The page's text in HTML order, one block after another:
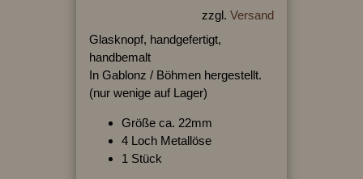
zzgl. Versand
Glasknopf, handgefertigt,
handbemalt
In Gablonz / Böhmen hergestellt.
(nur wenige auf Lager)
Größe ca. 22mm
4 Loch Metallöse
1 Stück